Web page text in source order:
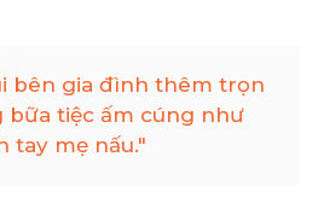
bên gia đình thêm trọn
bữa tiệc ấm cúng như
tay mẹ nấu."